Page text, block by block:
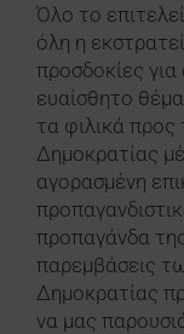
Όλο το
όλη η
προσδοκίες
ευαίσθητο
τα φιλικά
Δημοκρατίας
αγορασμένη
προπαγάνδα της
παρεμβάσεις
Δημοκρατίας
να μας